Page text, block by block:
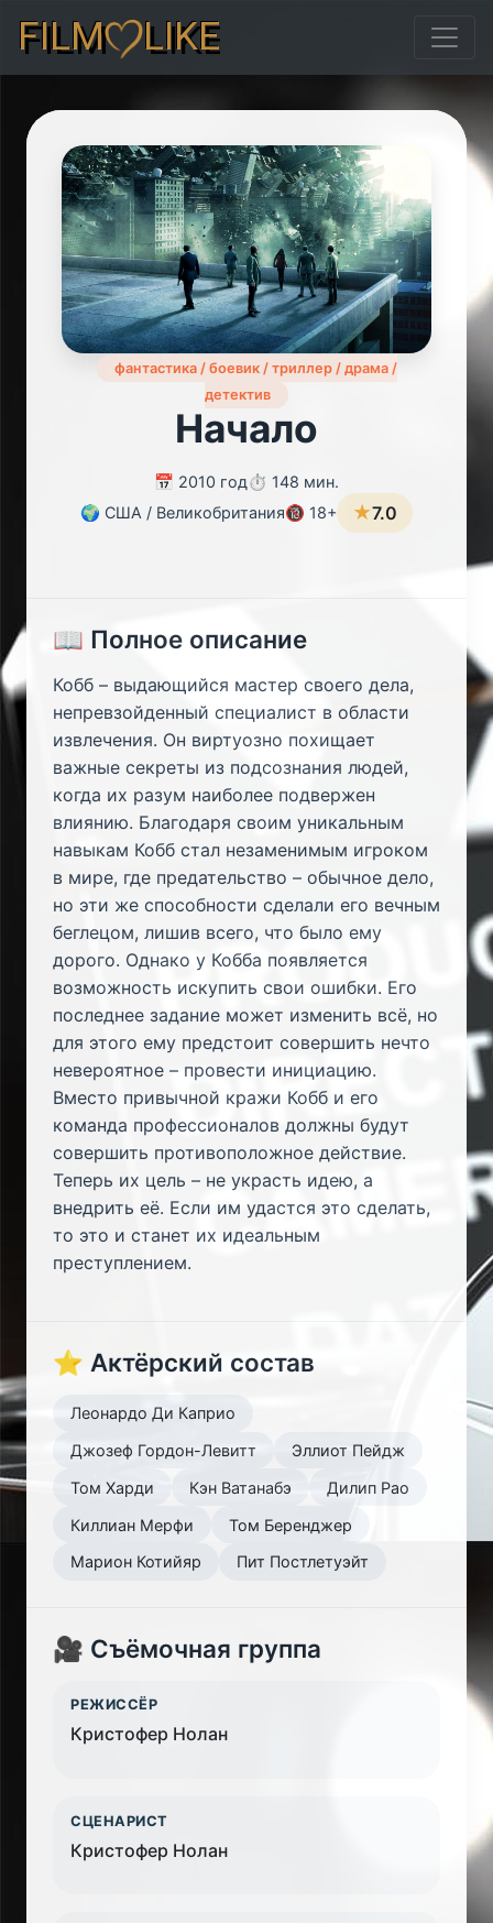
FILM LIKE
фантастика / боевик / триллер / драма /
детектив
Начало
📅 2010 год⏱️ 148 мин.
🌍 США / Великобритания🔞 18+ ★7.0
📖 Полное описание
Кобб – выдающийся мастер своего дела,
непревзойденный специалист в области
извлечения. Он виртуозно похищает
важные секреты из подсознания людей,
когда их разум наиболее подвержен
влиянию. Благодаря своим уникальным
навыкам Кобб стал незаменимым игроком
в мире, где предательство – обычное дело,
но эти же способности сделали его вечным
беглецом, лишив всего, что было ему
дорого. Однако у Кобба появляется
возможность искупить свои ошибки. Его
последнее задание может изменить всё, но
для этого ему предстоит совершить нечто
невероятное – провести инициацию.
Вместо привычной кражи Кобб и его
команда профессионалов должны будут
совершить противоположное действие.
Теперь их цель – не украсть идею, а
внедрить её. Если им удастся это сделать,
то это и станет их идеальным
преступлением.
⭐ Актёрский состав
Леонардо Ди Каприо
Джозеф Гордон-Левитт
Эллиот Пейдж
Том Харди
Кэн Ватанабэ
Дилип Рао
Киллиан Мерфи
Том Беренджер
Марион Котийяр
Пит Постлетуэйт
🎥 Съёмочная группа
РЕЖИССЁР
Кристофер Нолан
СЦЕНАРИСТ
Кристофер Нолан